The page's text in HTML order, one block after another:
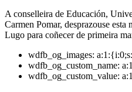
A conselleira de Educación,
Carmen Pomar, desprazouse
Lugo para coñecer de primeira
wdfb_og_images:
wdfb_og_custom_name:
wdfb_og_custom_value: